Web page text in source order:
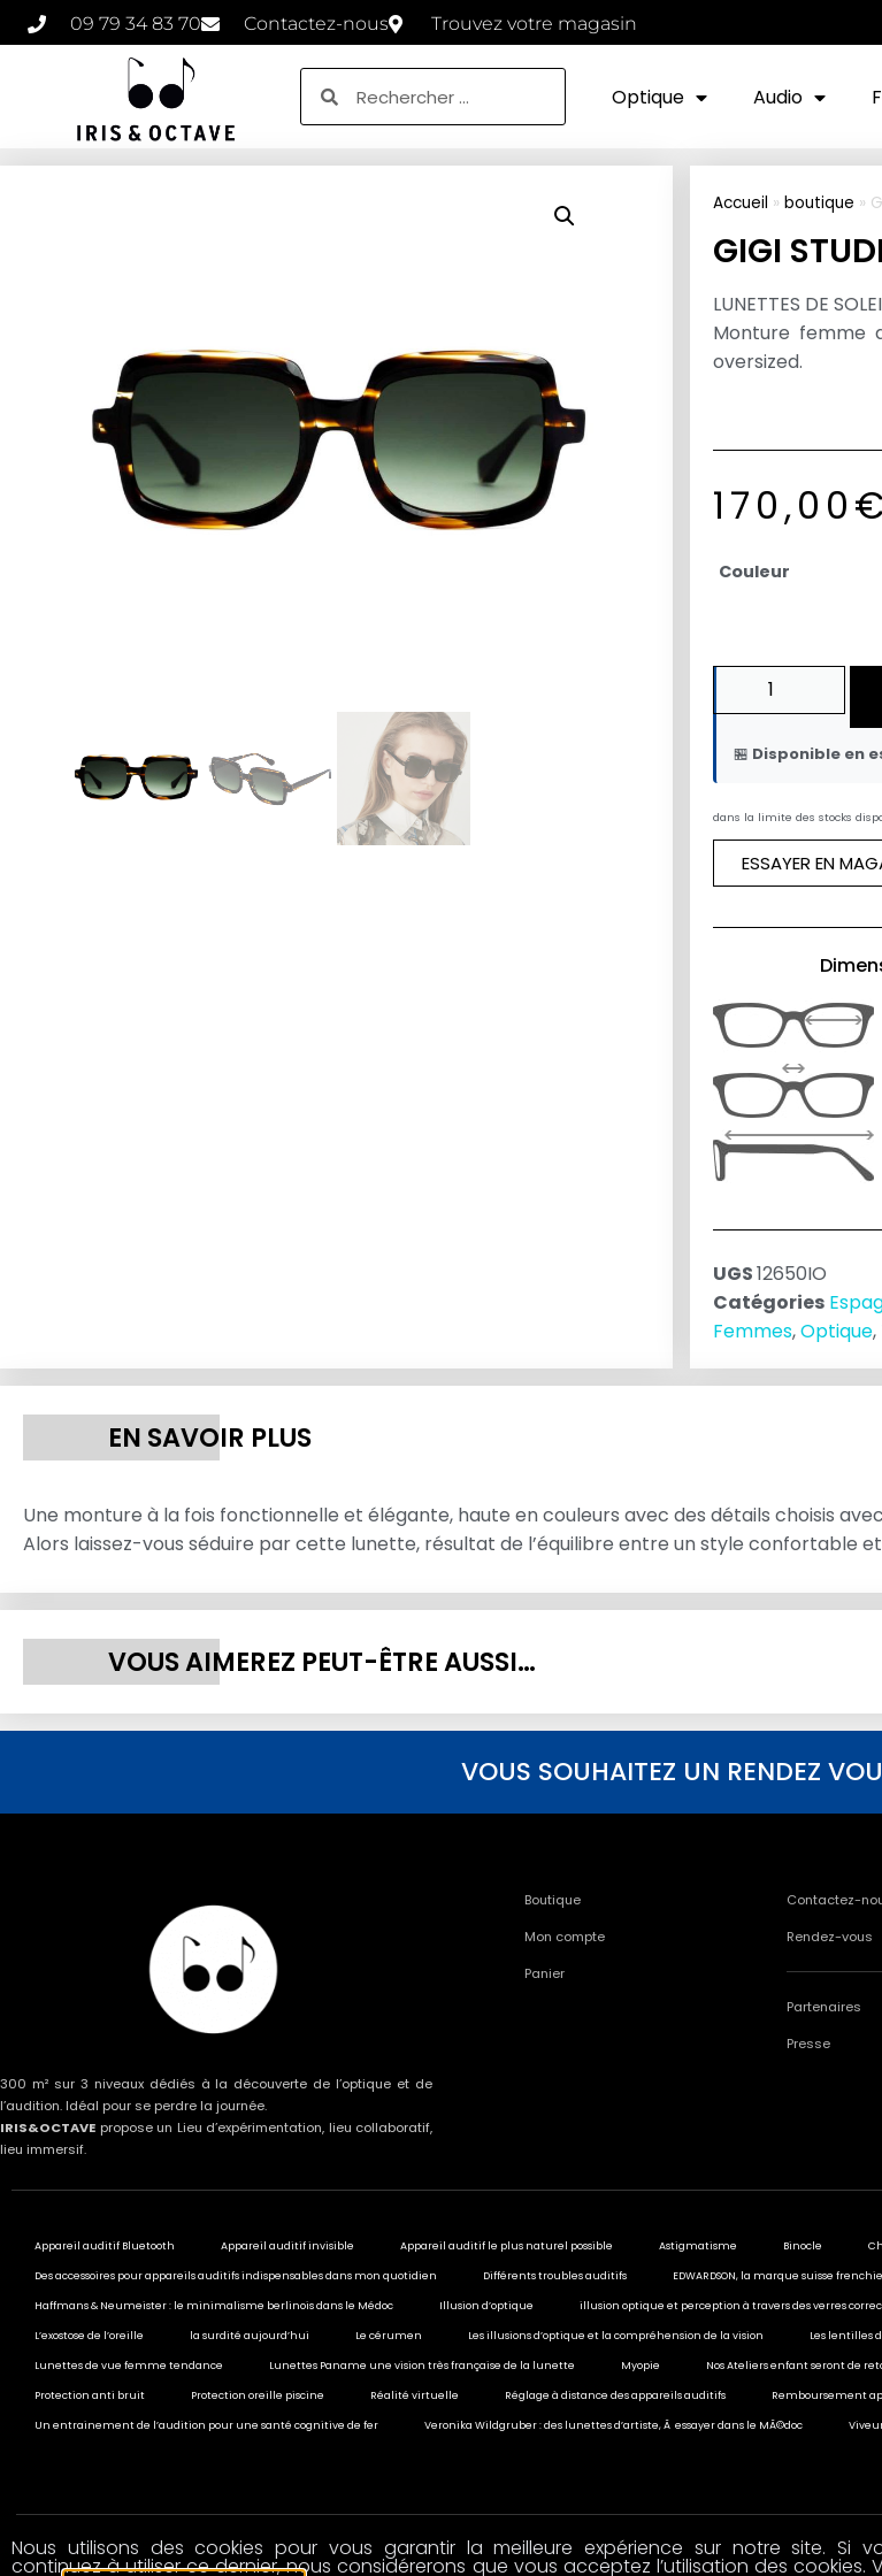
09 79 34 83 70 Contactez-nous Trouvez votre magasin
Optique Audio
Accueil » boutique »
GIGI
LUNETTES DE
Monture femme
oversized.
170,00€
Couleur
🏪 Disponible en
dans la limite des stocks
ESSAYER EN
UGS12650IO
Catégories
Femmes,Optique,
EN SAVOIR PLUS
Une monture à la fois fonctionnelle et élégante, haute en couleurs avec des détails choisis
Alors laissez-vous séduire par cette lunette, résultat de l’équilibre entre un style confortable
VOUS AIMEREZ PEUT-ÊTRE AUSSI…
VOUS SOUHAITEZ UN RENDEZ
300 m² sur 3 niveaux dédiés à la découverte de l’optique et de
l’audition. Idéal pour se perdre la journée.
IRIS&OCTAVE propose un Lieu d’expérimentation, lieu collaboratif,
lieu immersif.
Boutique
Mon compte
Panier
Contactez-
Rendez-vous
Partenaires
Presse
Appareil auditif Bluetooth Appareil auditif invisible Appareil auditif le plus naturel possible Astigmatisme Binocle
Des accessoires pour appareils auditifs indispensables dans mon quotidien Différents troubles auditifs EDWARDSON, la marque suisse
Haffmans & Neumeister : le minimalisme berlinois dans le Médoc Illusion d’optique illusion optique et perception à travers des verres
L’exostose de l’oreille la surdité aujourd’hui Le cérumen Les illusions d’optique et la compréhension de la vision Les lentilles
Lunettes de vue femme tendance Lunettes Paname une vision très française de la lunette Myopie Nos Ateliers enfant seront de
Protection anti bruit Protection oreille piscine Réalité virtuelle Réglage à distance des appareils auditifs Remboursement
Un entrainement de l’audition pour une santé cognitive de fer Veronika Wildgruber : des lunettes d’artiste, Ã essayer dans le MÃ©doc
© 2020 All rights reserved
Nous utilisons des cookies pour vous garantir la meilleure expérience sur notre site. Si
continuez à utiliser ce dernier, nous considérerons que vous acceptez l’utilisation des cookies.